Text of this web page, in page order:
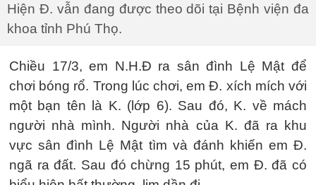
Hiện Đ. vẫn đang được theo dõi tại Bệnh viện đa
khoa tỉnh Phú Thọ.
Chiều 17/3, em N.H.Đ ra sân đình Lệ Mật để
chơi bóng rổ. Trong lúc chơi, em Đ. xích mích với
một bạn tên là K. (lớp 6). Sau đó, K. về mách
người nhà mình. Người nhà của K. đã ra khu
vực sân đình Lệ Mật tìm và đánh khiến em Đ.
ngã ra đất. Sau đó chừng 15 phút, em Đ. đã có